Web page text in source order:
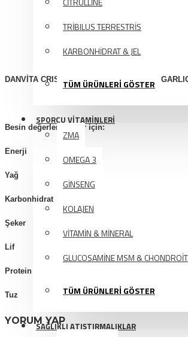
TRİBILUS TERRESTRİS
KARBONHİDRAT & JEL
TÜM ÜRÜNLERİ GÖSTER
SPORCU VİTAMİNLERİ
ZMA
OMEGA 3
GİNSENG
KOLAJEN
VİTAMİN & MİNERAL
GLUCOSAMİNE MSM &
TÜM ÜRÜNLERİ GÖSTER
SAĞLIKLI ATIŞTIRMALIKLAR
DANVİTA CRISP BREAD WHEAT CHEESE
Besin değerleri 100 gr için:
Enerji 1793 Kj
Yağ 14 g
Karbonhidrat 55 gr
Şeker 3,4 g
Lif 3,9 g
Protein 19 g
Tuz 2,2 g
YORUM YAP